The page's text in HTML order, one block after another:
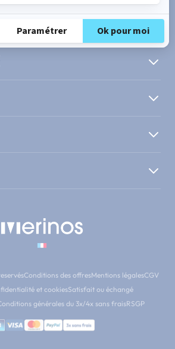
des données personnelles.
Conditions des offresMentions légalesCGV
et cookiesSatisfait ou échangé
générales du 3x/4x sans fraisRSGP